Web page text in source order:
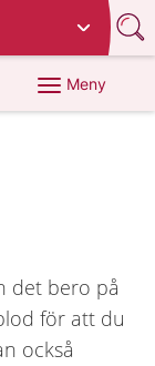
Meny
det bero på
för att du
också